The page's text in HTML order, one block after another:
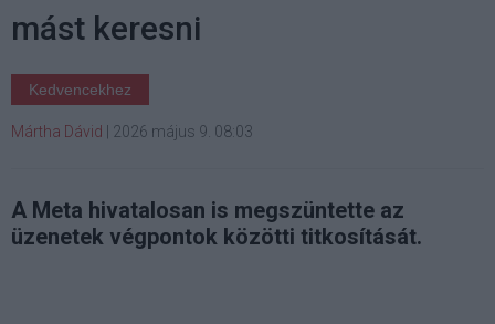
mást keresni
Kedvencekhez
Mártha Dávid 2026 május 9. 08:03
A Meta hivatalosan is megszüntette az
üzenetek végpontok közötti titkosítását.